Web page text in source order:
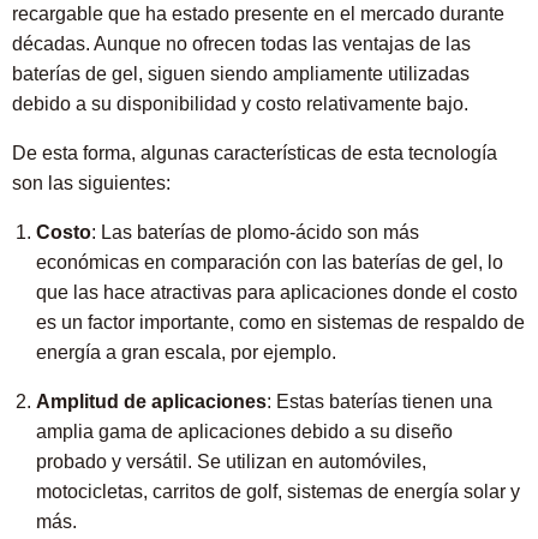
recargable que ha estado presente en el mercado durante
décadas. Aunque no ofrecen todas las ventajas de las
baterías de gel, siguen siendo ampliamente utilizadas
debido a su disponibilidad y costo relativamente bajo.
De esta forma, algunas características de esta tecnología
son las siguientes:
Costo: Las baterías de plomo-ácido son más
económicas en comparación con las baterías de gel, lo
que las hace atractivas para aplicaciones donde el costo
es un factor importante, como en sistemas de respaldo de
energía a gran escala, por ejemplo.
Amplitud de aplicaciones: Estas baterías tienen una
amplia gama de aplicaciones debido a su diseño
probado y versátil. Se utilizan en automóviles,
motocicletas, carritos de golf, sistemas de energía solar y
más.